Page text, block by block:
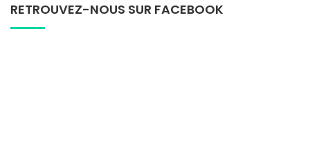
RETROUVEZ-NOUS SUR FACEBOOK